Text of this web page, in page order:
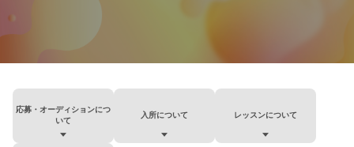
応募・オーディションにつ
いて
入所について レッスンについて